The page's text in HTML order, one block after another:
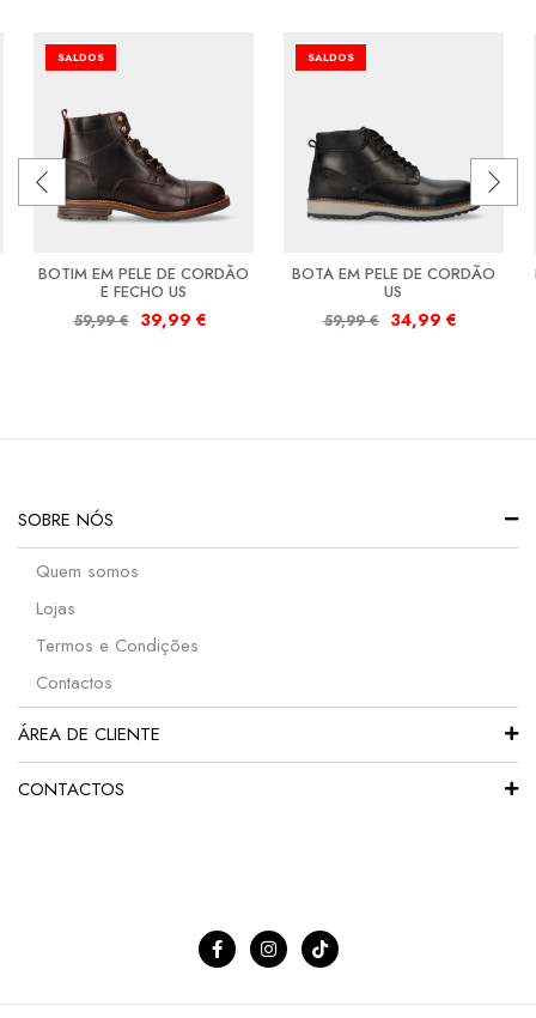
SALDOS
BOTIM EM PELE DE CORDÃO
E FECHO US
59,99€ 39,99 €
SALDOS
BOTA EM PELE DE CORDÃO
US
59,99€ 34,99 €
SOBRE NÓS
Quem somos
Lojas
Termos e Condições
Contactos
ÁREA DE CLIENTE
CONTACTOS